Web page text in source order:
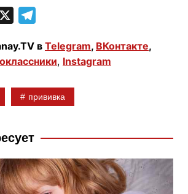
l
e
r
m
в Telegram, ВКонтакте,
, Instagram
прививка